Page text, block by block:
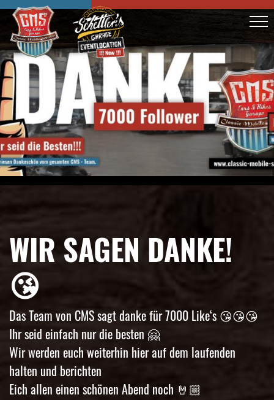
WIR SAGEN DANKE!
😘
Das Team von CMS sagt danke für 7000 Like‘s 😘😘😘
Ihr seid einfach nur die besten 🤗
Wir werden euch weiterhin hier auf dem laufenden
halten und berichten
Eich allen einen schönen Abend noch 🤘🏼